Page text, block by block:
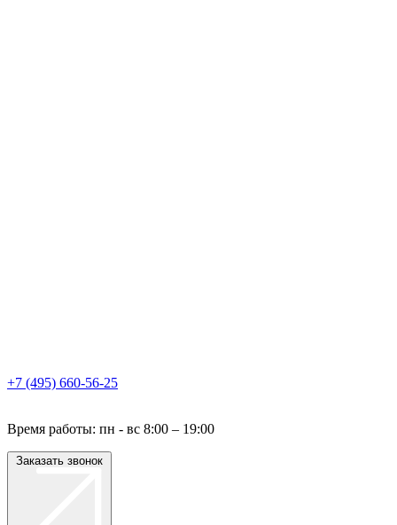
+7 (495) 660-56-25
Время работы: пн - вс 8:00 – 19:00
Заказать звонок